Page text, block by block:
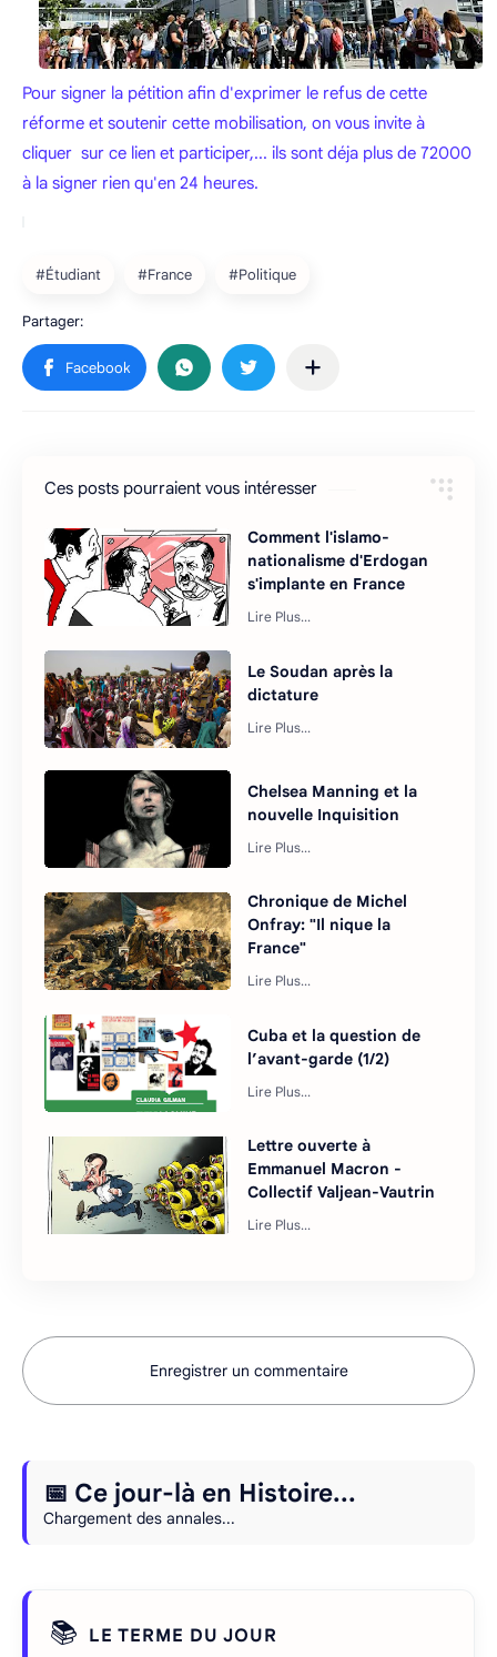
Pour signer la pétition afin d'exprimer le refus de cette
réforme et soutenir cette mobilisation, on vous invite à
cliquer sur ce lien et participer,... ils sont déja plus de 72000
à la signer rien qu'en 24 heures.
Ces posts pourraient vous intéresser
Comment l'islamo-
nationalisme d'Erdogan
s'implante en France
Le Soudan après la
dictature
Chelsea Manning et la
nouvelle Inquisition
Chronique de Michel
Onfray: "Il nique la
France"
Cuba et la question de
l’avant-garde (1/2)
Lettre ouverte à
Emmanuel Macron -
Collectif Valjean-Vautrin
Enregistrer un commentaire
📅 Ce jour-là en Histoire...
Chargement des annales...
📚 LE TERME DU JOUR